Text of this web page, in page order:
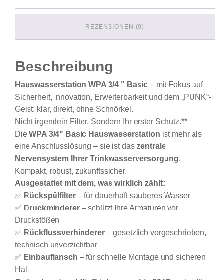
REZENSIONEN (0)
Beschreibung
Hauswasserstation WPA 3/4 " Basic – mit Fokus auf
Sicherheit, Innovation, Erweiterbarkeit und dem „PUNK“-
Geist: klar, direkt, ohne Schnörkel.
Nicht irgendein Filter. Sondern Ihr erster Schutz.**
Die WPA 3/4" Basic Hauswasserstation ist mehr als
eine Anschlusslösung – sie ist das zentrale
Nervensystem Ihrer Trinkwasserversorgung.
Kompakt, robust, zukunftssicher.
Ausgestattet mit dem, was wirklich zählt:
✅ Rückspülfilter – für dauerhaft sauberes Wasser
✅ Druckminderer – schützt Ihre Armaturen vor
Druckstößen
✅ Rückflussverhinderer – gesetzlich vorgeschrieben,
technisch unverzichtbar
✅ Einbauflansch – für schnelle Montage und sicheren
Halt